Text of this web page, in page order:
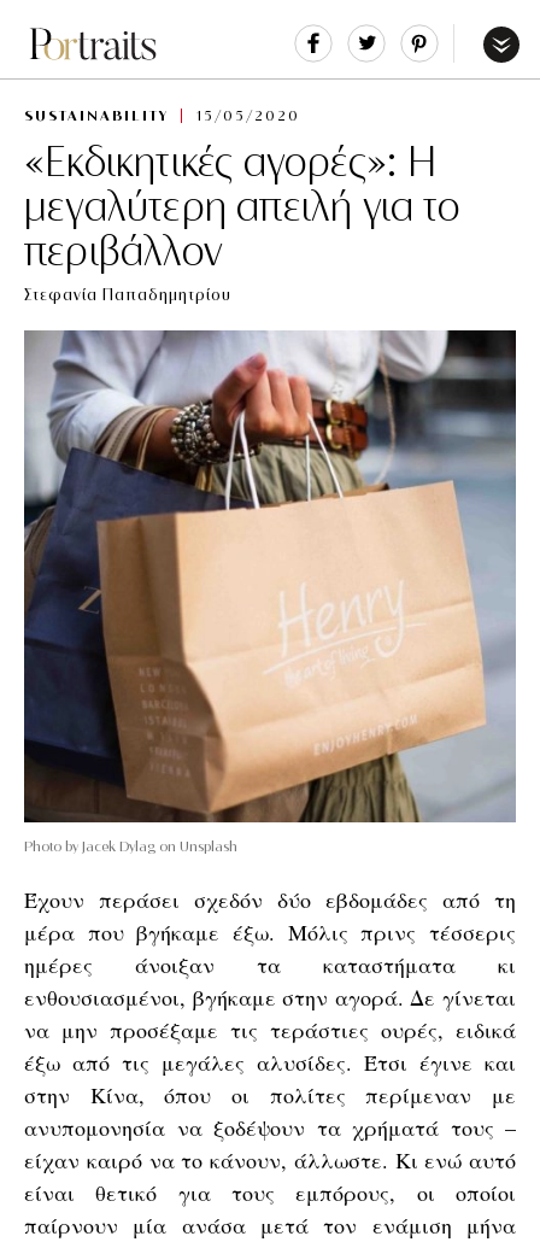
Share Tweet
SUSTAINABILITY 15/05/2020
«Εκδικητικές αγορές»: Η
μεγαλύτερη απειλή για το
περιβάλλον
Στεφανία Παπαδημητρίου
Photo by Jacek Dylag on Unsplash
Έχουν περάσει σχεδόν δύο εβδομάδες από τη
μέρα που βγήκαμε έξω. Μόλις πρινς τέσσερις
ημέρες άνοιξαν τα καταστήματα κι
ενθουσιασμένοι, βγήκαμε στην αγορά. Δε γίνεται
να μην προσέξαμε τις τεράστιες ουρές, ειδικά
έξω από τις μεγάλες αλυσίδες. Έτσι έγινε και
στην Κίνα, όπου οι πολίτες περίμεναν με
ανυπομονησία να ξοδέψουν τα χρήματά τους –
είχαν καιρό να το κάνουν, άλλωστε. Κι ενώ αυτό
είναι θετικό για τους εμπόρους, οι οποίοι
παίρνουν μία ανάσα μετά τον ενάμιση μήνα